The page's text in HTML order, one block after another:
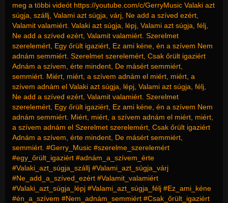
meg a többi videót https://youtube.com/c/GerryMusic Valaki azt
súgja, szállj, Valami azt súgja, várj, Ne add a szíved ezért,
Valamit valamiért. Valaki azt súgja, lépj, Valami azt súgja, félj,
Ne add a szíved ezért, Valamit valamiért. Szerelmet
szerelemért, Egy őrült igaziért, Ez ami kéne, én a szívem Nem
adnám semmiért. Szerelmet szerelemért, Csak őrült igaziért
Adnám a szívem, érte mindent, De másért semmiért,
semmiért. Miért, miért, a szívem adnám el miért, miért, a
szívem adnám el Valaki azt súgja, lépj, Valami azt súgja, félj,
Ne add a szíved ezért, Valamit valamiért. Szerelmet
szerelemért, Egy őrült igaziért, Ez ami kéne, én a szívem Nem
adnám semmiért. Miért, miért, a szívem adnám el miért, miért,
a szívem adnám el Szerelmet szerelemért, Csak őrült igaziért
Adnám a szívem, érte mindent, De másért semmiért,
semmiért. #Gerry_Music #szerelme_szerelemért
#egy_őrült_igaziért #adnám_a_szívem_érte
#Valaki_azt_súgja_szállj #Valami_azt_súgja_várj
#Ne_add_a_szíved_ezért #Valamit_valamiért
#Valaki_azt_súgja_lépj #Valami_azt_súgja_félj #Ez_ami_kéne
#én_a_szívem #Nem_adnám_semmiért #Csak_őrült_igaziért